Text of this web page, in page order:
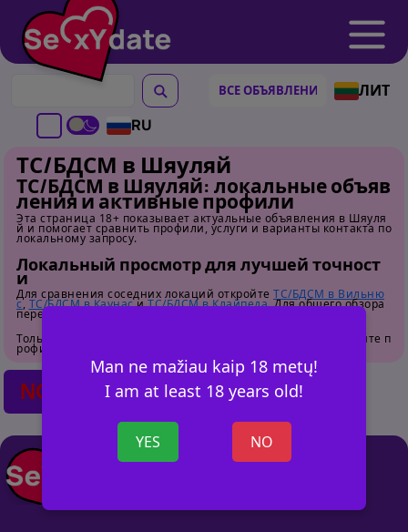
ЛИТ
RU
Man ne mažiau kaip 18 metų!
I am at least 18 years old!
YES NO
ТС/БДСМ в Шяуляй
ТС/БДСМ в Шяуляй: локальные объяв
ления и активные профили
Эта страница 18+ показывает актуальные объявления в Шяуля
й и помогает сравнить профили, услуги и варианты контакта по
локальному запросу.
Локальный просмотр для лучшей точност
и
Для сравнения соседних локаций откройте ТС/БДСМ в Вильню
с, ТС/БДСМ в КаунасиТС/БДСМ в Клайпеда. Для общего обзора
перейдите на
Только для взрослых. Перед контактом внимательно изучайте п
рофили.
NO POSTS FOUND
+ ОБЪЯВ